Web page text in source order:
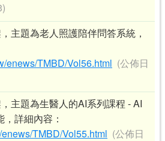
主題為老人照護陪伴問答系統，
enews/TMBD/Vol56.html (公佈日
主題為生醫人的AI系列課程 - AI
詳細內容：
TMBD/Vol55.html (公佈日